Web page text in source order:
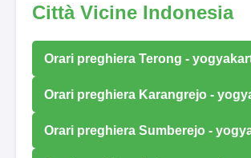
Città Vicine Indonesia
Orari preghiera Terong -
Orari preghiera Karangrejo -
Orari preghiera Sumberejo -